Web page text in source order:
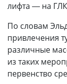
лифта — на
По словам
привлечения
различные
из таких
первенство